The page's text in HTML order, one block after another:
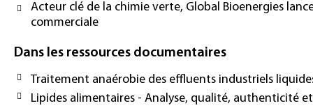
Acteur clé de la chimie verte, Global Bioenergies
commerciale
Dans les ressources documentaires
Traitement anaérobie des effluents industriels
Lipides alimentaires - Analyse, qualité, authenticité